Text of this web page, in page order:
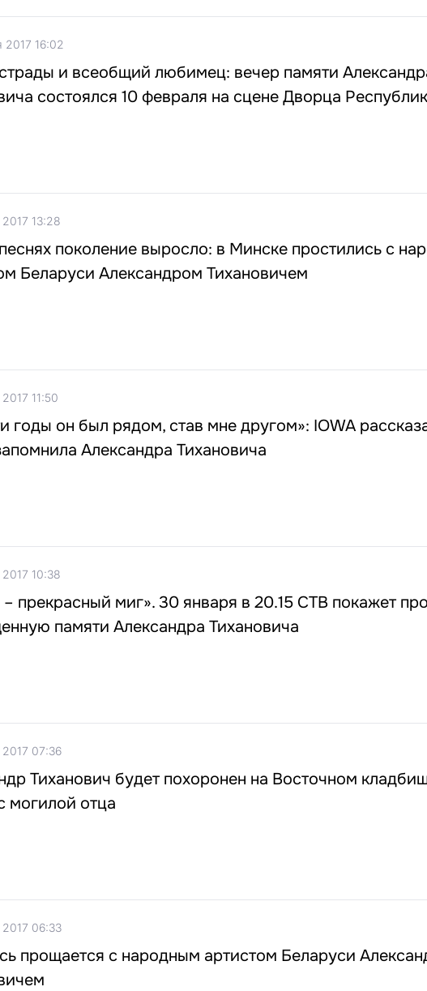
2017 16:02
и всеобщий любимец: вечер памяти
состоялся 10 февраля на сцене Дворца
13:28
поколение выросло: в Минске простились с
Беларуси Александром Тихановичем
11:50
годы он был рядом, став мне другом»: IOWA
Александра Тихановича
10:38
прекрасный миг». 30 января в 20.15 СТВ покажет
памяти Александра Тихановича
07:36
Тиханович будет похоронен на Восточном
могилой отца
06:33
прощается с народным артистом Беларуси